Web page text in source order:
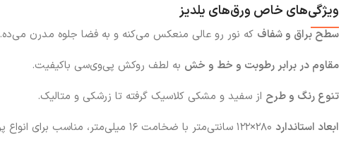
ویژگی‌های خاص ورق‌های یلدیز
سطح براق و شفاف که نور رو عالی منعکس می‌کنه و به فضا جلوه مدرن می‌ده.
مقاوم در برابر رطوبت و خط و خش به لطف روکش پی‌وی‌سی باکیفیت.
تنوع رنگ و طرح از سفید و مشکی کلاسیک گرفته تا زرشکی و متالیک.
ابعاد استاندارد